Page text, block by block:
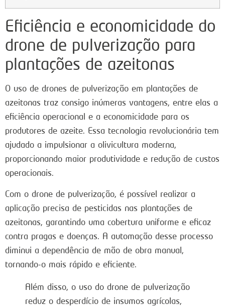
Eficiência e economicidade do
drone de pulverização para
plantações de azeitonas
O uso de drones de pulverização em plantações de
azeitonas traz consigo inúmeras vantagens, entre elas a
eficiência operacional e a economicidade para os
produtores de azeite. Essa tecnologia revolucionária tem
ajudado a impulsionar a olivicultura moderna,
proporcionando maior produtividade e redução de custos
operacionais.
Com o drone de pulverização, é possível realizar a
aplicação precisa de pesticidas nas plantações de
azeitonas, garantindo uma cobertura uniforme e eficaz
contra pragas e doenças. A automação desse processo
diminui a dependência de mão de obra manual,
tornando-o mais rápido e eficiente.
Além disso, o uso do drone de pulverização
reduz o desperdício de insumos agrícolas,